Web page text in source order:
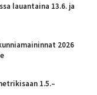
lauantaina 13.6. ja
2026
1.5.–